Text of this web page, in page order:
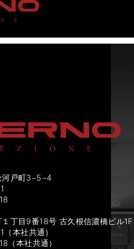
索用）:
河戸町3−5−4
丁目9番18号 古久根信濃橋ビル1F
（本社共通）
（本社共通）